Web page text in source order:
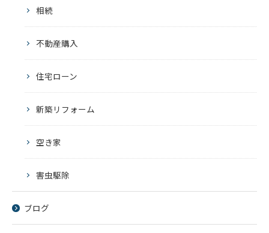
相続
不動産購入
住宅ローン
新築リフォーム
空き家
害虫駆除
ブログ